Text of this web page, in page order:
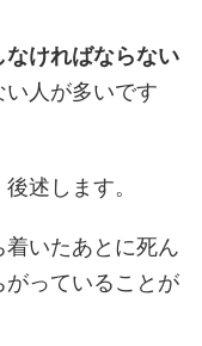
ければならない
人が多いです
述します。
いたあとに死ん
っていることが